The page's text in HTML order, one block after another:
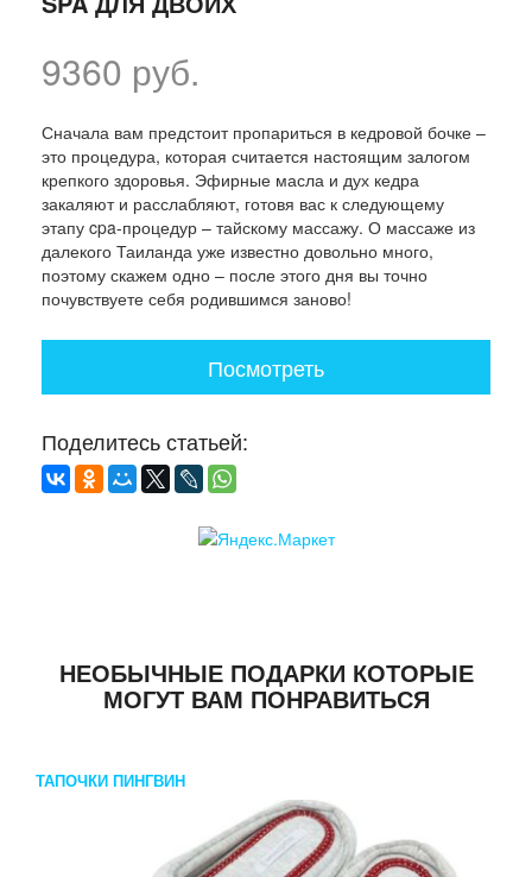
9360 руб.
Сначала вам предстоит пропариться в кедровой бочке –
это процедура, которая считается настоящим залогом
крепкого здоровья. Эфирные масла и дух кедра
закаляют и расслабляют, готовя вас к следующему
этапу cpa-процедур – тайскому массажу. О массаже из
далекого Таиланда уже известно довольно много,
поэтому скажем одно – после этого дня вы точно
почувствуете себя родившимся заново!
Посмотреть
Поделитесь статьей:
НЕОБЫЧНЫЕ ПОДАРКИ КОТОРЫЕ
МОГУТ ВАМ ПОНРАВИТЬСЯ
ТАПОЧКИ ПИНГВИН